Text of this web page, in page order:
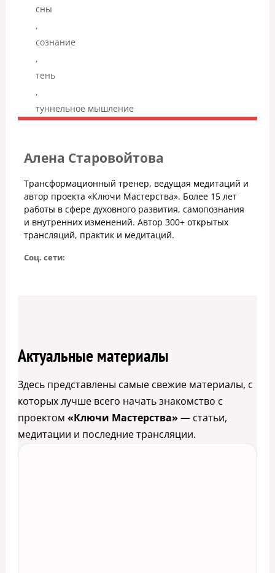
сны
,
сознание
,
тень
,
туннельное мышление
Алена Старовойтова
Трансформационный тренер, ведущая медитаций и
автор проекта «Ключи Мастерства». Более 15 лет
работы в сфере духовного развития, самопознания
и внутренних изменений. Автор 300+ открытых
трансляций, практик и медитаций.
Соц. сети:
Актуальные материалы
Здесь представлены самые свежие материалы, с
которых лучше всего начать знакомство с
проектом «Ключи Мастерства» — статьи,
медитации и последние трансляции.